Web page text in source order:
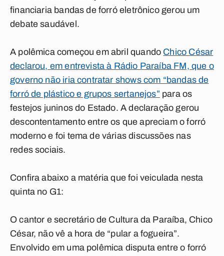
financiaria bandas de forró eletrônico gerou um
debate saudável.
A polêmica começou em abril quando Chico César
declarou, em entrevista à Rádio Paraíba FM, que o
governo não iria contratar shows com “bandas de
forró de plástico e grupos sertanejos” para os
festejos juninos do Estado. A declaração gerou
descontentamento entre os que apreciam o forró
moderno e foi tema de várias discussões nas
redes sociais.
Confira abaixo a matéria que foi veiculada nesta
quinta no G1:
O cantor e secretário de Cultura da Paraíba, Chico
César, não vê a hora de “pular a fogueira”.
Envolvido em uma polêmica disputa entre o forró